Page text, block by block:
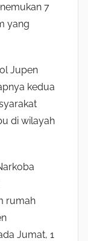
7
yang
Jupen
kedua
di wilayah
rumah
Jumat, 1